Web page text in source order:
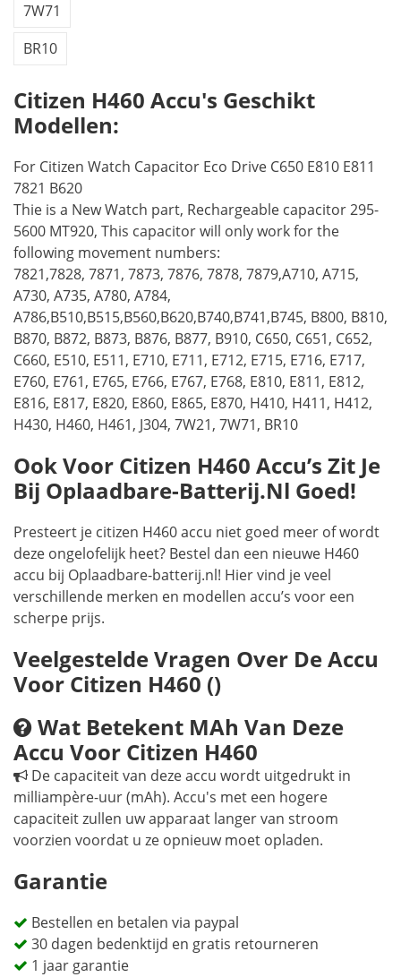
7W71
BR10
Citizen H460 Accu's Geschikt
Modellen:
For Citizen Watch Capacitor Eco Drive C650 E810 E811
7821 B620
Thie is a New Watch part, Rechargeable capacitor 295-
5600 MT920, This capacitor will only work for the
following movement numbers:
7821,7828, 7871, 7873, 7876, 7878, 7879,A710, A715,
A730, A735, A780, A784,
A786,B510,B515,B560,B620,B740,B741,B745, B800, B810,
B870, B872, B873, B876, B877, B910, C650, C651, C652,
C660, E510, E511, E710, E711, E712, E715, E716, E717,
E760, E761, E765, E766, E767, E768, E810, E811, E812,
E816, E817, E820, E860, E865, E870, H410, H411, H412,
H430, H460, H461, J304, 7W21, 7W71, BR10
Ook Voor Citizen H460 Accu’s Zit Je
Bij Oplaadbare-Batterij.nl Goed!
Presteert je citizen H460 accu niet goed meer of wordt
deze ongelofelijk heet? Bestel dan een nieuwe H460
accu bij Oplaadbare-batterij.nl! Hier vind je veel
verschillende merken en modellen accu’s voor een
scherpe prijs.
Veelgestelde Vragen Over De Accu
Voor Citizen H460 ()
Wat Betekent MAh Van Deze
Accu Voor Citizen H460
De capaciteit van deze accu wordt uitgedrukt in
milliampère-uur (mAh). Accu's met een hogere
capaciteit zullen uw apparaat langer van stroom
voorzien voordat u ze opnieuw moet opladen.
Garantie
Bestellen en betalen via paypal
30 dagen bedenktijd en gratis retourneren
1 jaar garantie